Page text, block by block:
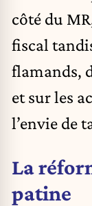
côté du
fiscal
flamands,
et sur les
l’envie de
La
patine